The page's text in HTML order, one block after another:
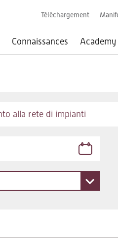
Connaissances Academy
Téléchargement